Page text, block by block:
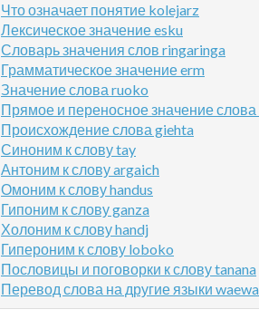
Что означает понятие kolejarz
Лексическое значение esku
Словарь значения слов ringaringa
Грамматическое значение erm
Значение слова ruoko
Прямое и переносное значение слова
Происхождение слова giehta
Синоним к слову tay
Антоним к слову argaich
Омоним к слову handus
Гипоним к слову ganza
Холоним к слову handj
Гипероним к слову loboko
Пословицы и поговорки к слову tanana
Перевод слова на другие языки